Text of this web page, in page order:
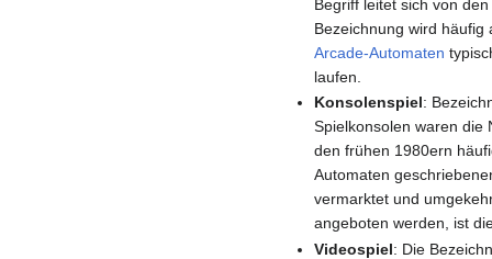
Begriff leitet sich von
Bezeichnung wird
Arcade-Automaten
laufen.
Konsolenspiel:
Spielkonsolen waren die
den frühen 1980ern
Automaten
vermarktet und
angeboten werden, ist
Videospiel: Die